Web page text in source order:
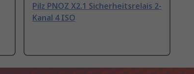
Pilz PNOZ X2.1 Sicherheitsrelais 2-
Kanal 4 ISO